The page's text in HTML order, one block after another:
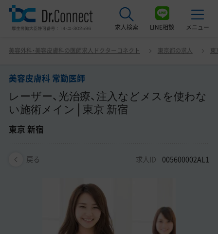
求人検索 LINE相談 メニュー
美容クリニック見学ご希望の方はこちら
サービス紹介
ドクターコネクトの強み
非常勤・アルバイト求人一覧
美容医療医師の転職お役立ちコンテンツ
美容外科・美容皮膚科の医師求人ドクターコネクト 東京都の求人 東
美容皮膚科 常勤医師
レーザー、光治療、注入などメスを使わな
い施術メイン│東京 新宿
東京 新宿
戻る 求人ID 005600002AL1
美容皮膚科 常勤医師 レーザー、光治療、注入などメスを使
わない施術メイン│東京 新宿 東京 新宿